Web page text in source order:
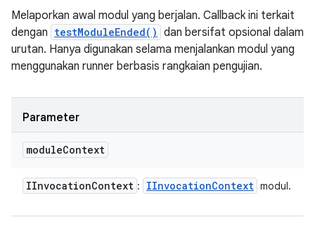
Melaporkan awal modul yang berjalan. Callback ini terkait
dengan testModuleEnded() dan bersifat opsional dalam
urutan. Hanya digunakan selama menjalankan modul yang
menggunakan runner berbasis rangkaian pengujian.
Parameter
moduleContext
IInvocationContext : IInvocationContext modul.